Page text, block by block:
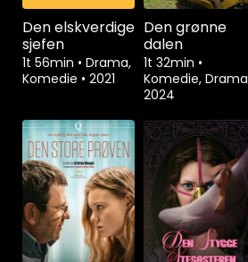
Den elskverdige
sjefen
1t 56min • Drama,
Komedie • 2021
Den grønne
dalen
1t 32min •
Komedie, Drama
2024